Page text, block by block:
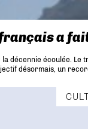
a
décennie écoulée.
désormais, un